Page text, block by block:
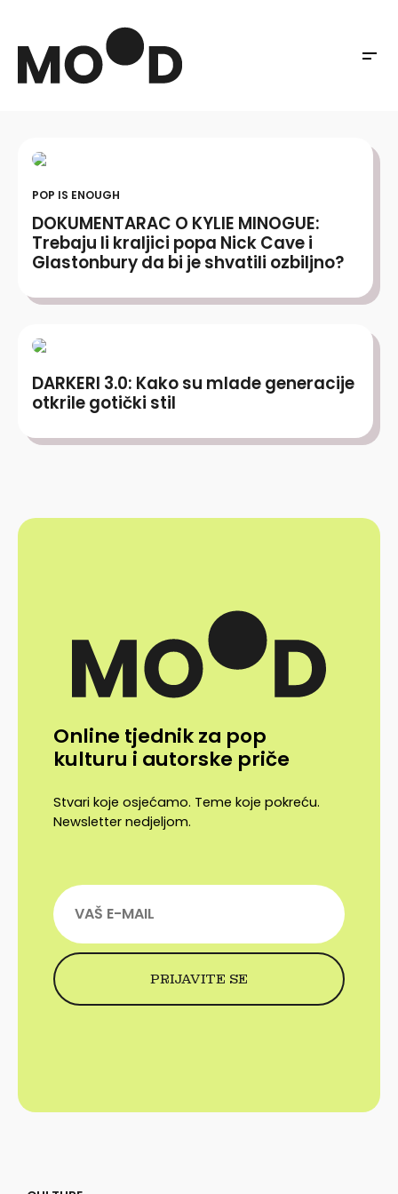
POP IS ENOUGH
DOKUMENTARAC O KYLIE MINOGUE:
Trebaju li kraljici popa Nick Cave i
Glastonbury da bi je shvatili ozbiljno?
DARKERI 3.0: Kako su mlade generacije
otkrile gotički stil
Online tjednik za pop
kulturu i autorske priče
Stvari koje osjećamo. Teme koje pokreću.
Newsletter nedjeljom.